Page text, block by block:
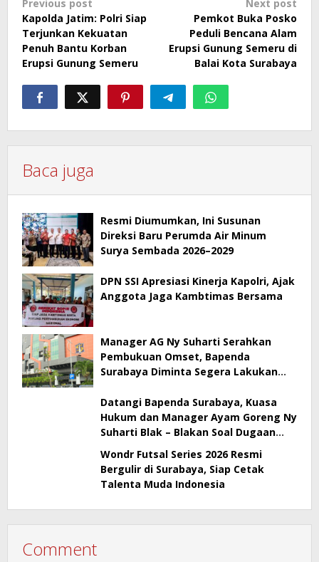
Post
navigation
Previous post
Kapolda Jatim: Polri Siap
Terjunkan Kekuatan
Penuh Bantu Korban
Erupsi Gunung Semeru
Next post
Pemkot Buka Posko
Peduli Bencana Alam
Erupsi Gunung Semeru di
Balai Kota Surabaya
Baca juga
Resmi Diumumkan, Ini Susunan
Direksi Baru Perumda Air Minum
Surya Sembada 2026–2029
DPN SSI Apresiasi Kinerja Kapolri, Ajak
Anggota Jaga Kambtimas Bersama
Manager AG Ny Suharti Serahkan
Pembukuan Omset, Bapenda
Surabaya Diminta Segera Lakukan
Datangi Bapenda Surabaya, Kuasa
Hukum dan Manager Ayam Goreng Ny
Suharti Blak – Blakan Soal Dugaan
Penyimpangan Pajak
Wondr Futsal Series 2026 Resmi
Bergulir di Surabaya, Siap Cetak
Talenta Muda Indonesia
Comment